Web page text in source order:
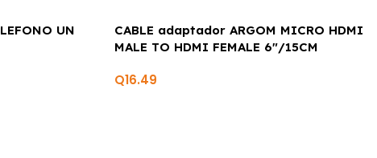
UN
CABLE adaptador ARGOM MICRO HDMI
MALE TO HDMI FEMALE 6″/15CM
Q16.49